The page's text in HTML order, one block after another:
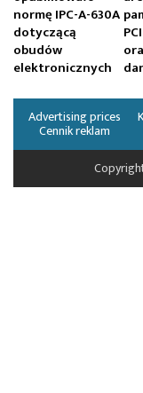
normę IPC-A-630A
dotyczącą
obudów
elektronicznych
Cennik reklam
Advertising prices